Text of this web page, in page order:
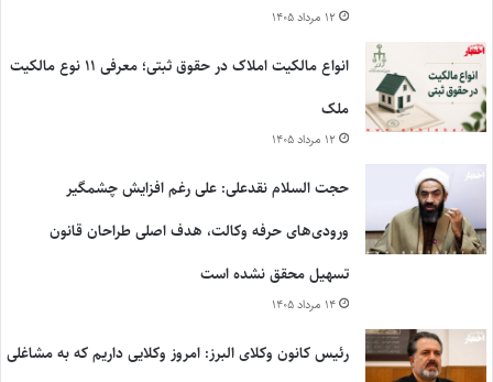
۱۲ مرداد ۱۴۰۵
انواع مالکیت املاک در حقوق ثبتی؛ معرفی ۱۱ نوع مالکیت
ملک
۱۲ مرداد ۱۴۰۵
حجت السلام نقدعلی: علی رغم افزایش چشمگیر
ورودی‌های حرفه وکالت، هدف اصلی طراحان قانون
تسهیل محقق نشده است
۱۴ مرداد ۱۴۰۵
رئیس کانون وکلای البرز: امروز وکلایی داریم که به مشاغلی